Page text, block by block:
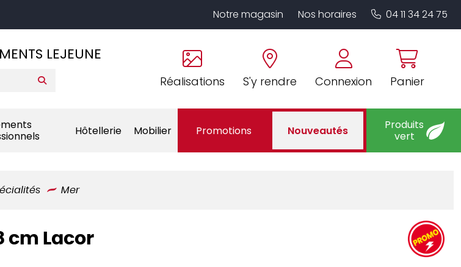
Réalisations S'y rendre Connexion Panier
LEJEUNE
Notre magasin Nos horaires 04 11 34 24 75
Hôtellerie Mobilier Promotions Nouveautés
Produits
vert
Mer
cm Lacor